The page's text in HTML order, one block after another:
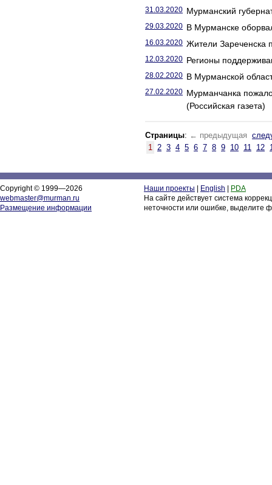
31.03.2020 Мурманский
29.03.2020 В Мурманске
16.03.2020 Жители Зареченска
12.03.2020 Регионы
28.02.2020 В Мурманской
27.02.2020 Мурманчанка
(Российская газета)
Страницы: ← предыдущая
1 2 3 4 5 6 7 8 9 10 11 12
Copyright © 1999—2026
webmaster@murman.ru
Размещение информации
Наши проекты English
PDA
На сайте действует система
неточности или ошибке, выделите